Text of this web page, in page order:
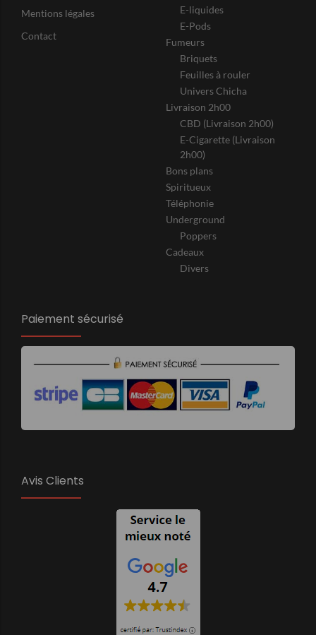
Mentions légales
Contact
E-liquides
E-Pods
Fumeurs
Briquets
Feuilles à rouler
Univers Chicha
Livraison 2h00
CBD (Livraison 2h00)
E-Cigarette (Livraison
2h00)
Bons plans
Spiritueux
Téléphonie
Underground
Poppers
Cadeaux
Divers
Paiement sécurisé
Avis Clients